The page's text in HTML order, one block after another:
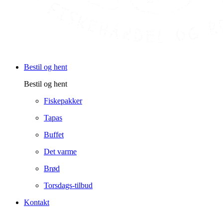
Bestil og hent
Bestil og hent
Fiskepakker
Tapas
Buffet
Det varme
Brød
Torsdags-tilbud
Kontakt